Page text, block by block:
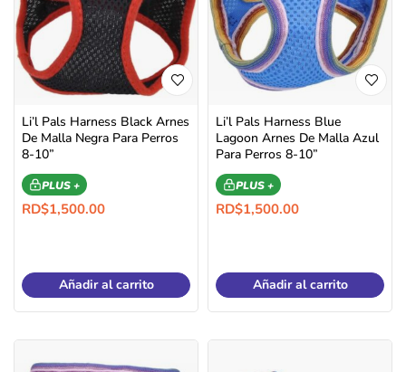
Li’l Pals Harness Black Arnes
De Malla Negra Para Perros
8-10”
PLUS +
RD$1,500.00
Añadir al carrito
Li’l Pals Harness Blue
Lagoon Arnes De Malla Azul
Para Perros 8-10”
PLUS +
RD$1,500.00
Añadir al carrito